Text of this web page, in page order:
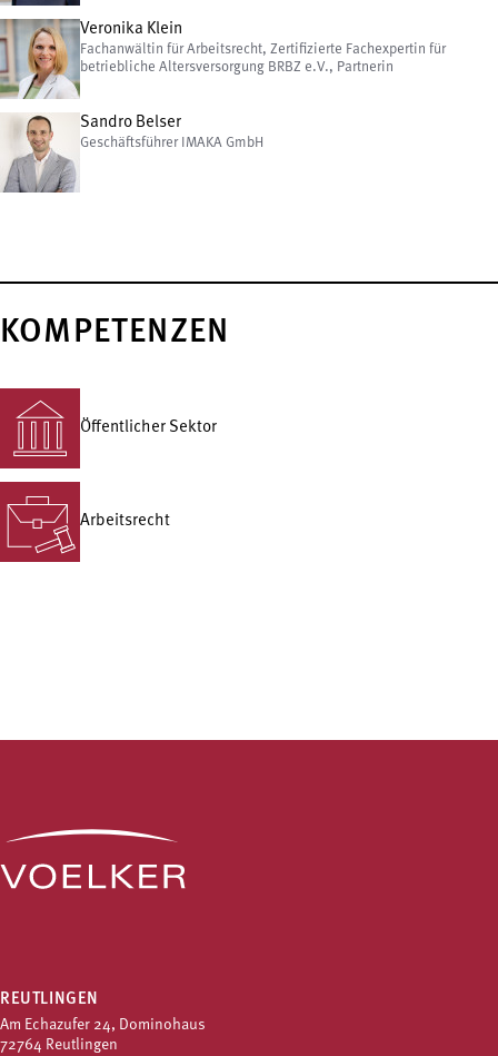
Veronika Klein
Fachanwältin für Arbeitsrecht, Zertifizierte Fachexpertin für
betriebliche Altersversorgung BRBZ e.V., Partnerin
Sandro Belser
Geschäftsführer IMAKA GmbH
KOMPETENZEN
Öffentlicher Sektor
Arbeitsrecht
REUTLINGEN
Am Echazufer 24, Dominohaus
72764 Reutlingen